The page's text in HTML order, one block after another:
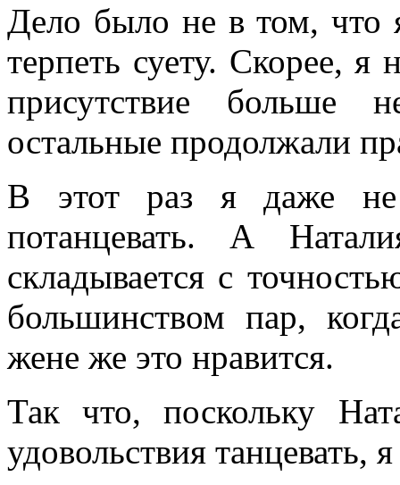
Дело было не в том, что
терпеть суету. Скорее, я
присутствие больше
остальные продолжали
В этот раз я даже не
потанцевать. А
складывается с
большинством пар,
жене же это нравится.
Так что, поскольку
удовольствия